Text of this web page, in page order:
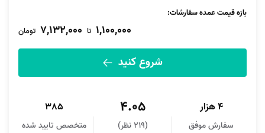
بازه قیمت عمده سفارشات:
1,100,000 تا 7,132,000 تومان
شروع کنید
4 هزار
سفارش موفق
4.05
(219 نظر)
385
متخصص تایید شده